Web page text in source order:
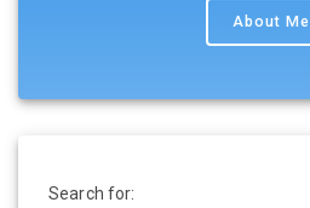
About Me
Search for: